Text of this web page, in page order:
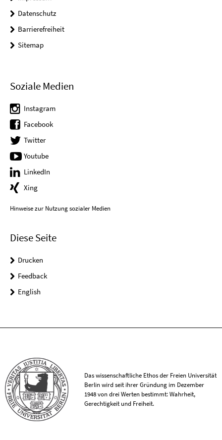
Datenschutz
Barrierefreiheit
Sitemap
Soziale Medien
Instagram
Facebook
Twitter
Youtube
LinkedIn
Xing
Hinweise zur Nutzung sozialer Medien
Diese Seite
Drucken
Feedback
English
Das wissenschaftliche Ethos der Freien Universität
Berlin wird seit ihrer Gründung im Dezember
1948 von drei Werten bestimmt: Wahrheit,
Gerechtigkeit und Freiheit.